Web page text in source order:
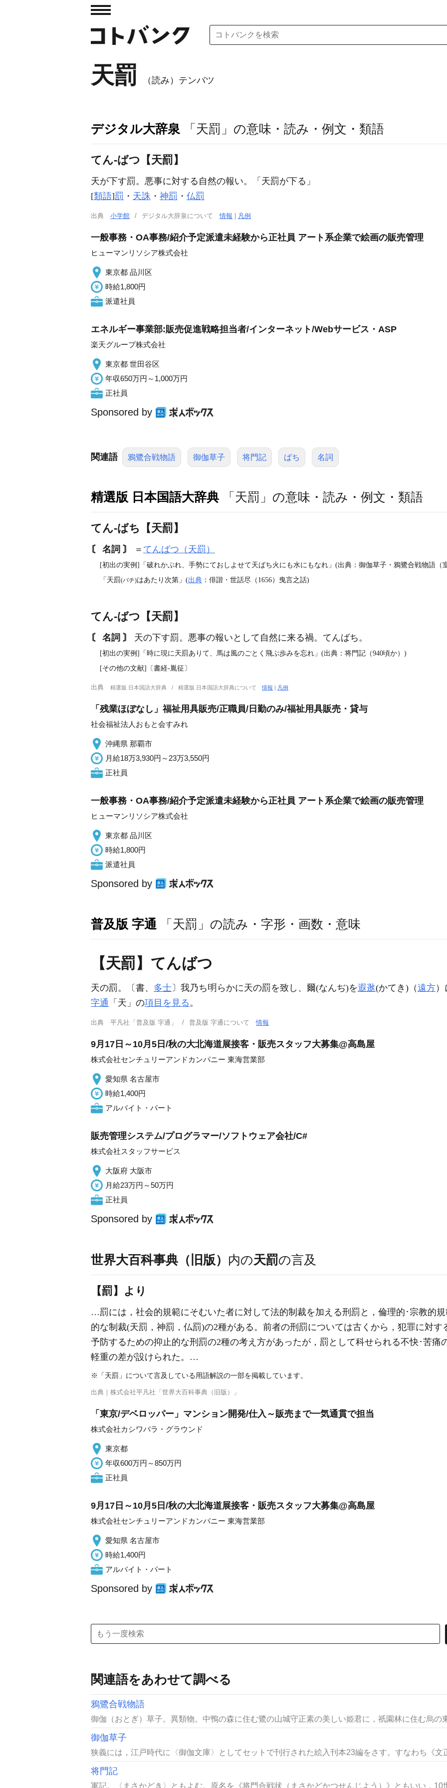
天罰 （読み）テンバツ
デジタル大辞泉 「天罰」の意味・読み・例文・類語
てん‐ばつ【天罰】
天が下す罰。悪事に対する自然の報い。「 天罰が下る」
[類語]罰 ・ 天誅 ・ 神罰 ・ 仏罰
出典 小学館 デジタル大辞泉について情報 凡例
一般事務・OA事務/紹介予定派遣未経験から正社員 アート系企業で絵画の販売管理
ヒューマンリソシア株式会社
東京都 品川区
時給1,800円
派遣社員
エネルギー事業部:販売促進戦略担当者/インターネット/Webサービス・ASP
楽天グループ株式会社
東京都 世田谷区
年収650万円～1,000万円
正社員
Sponsored by
関連語 鴉鷺合戦物語 御伽草子 将門記 ばち 名詞
精選版 日本国語大辞典 「天罰」の意味・読み・例文・類語
てん‐ばち【天罰】
〘 名詞 〙 ＝ てんばつ（天罰）
[初出の実例]「破れかぶれ、手勢にておしよせて天ばち火にも水にもなれ」(出典：御伽草子・鴉鷺合戦物語（
「天罰(バチ)はあたり次第」(出典 ：俳諧・世話尽（1656）曳言之話)
てん‐ばつ【天罰】
〘 名詞 〙 天の下す罰。悪事の報いとして自然に来る禍。てんばち。
[初出の実例]「時に現に天罰ありて、馬は風のごとく飛ぶ歩みを忘れ」(出典：将門記（940頃か）)
[その他の文献]〔書経‐胤征〕
出典 精選版 日本国語大辞典 精選版 日本国語大辞典について情報 | 凡例
「残業ほぼなし」福祉用具販売/正職員/日勤のみ/福祉用具販売・貸与
社会福祉法人おもと会すみれ
沖縄県 那覇市
月給18万3,930円～23万3,550円
正社員
一般事務・OA事務/紹介予定派遣未経験から正社員 アート系企業で絵画の販売管理
ヒューマンリソシア株式会社
東京都 品川区
時給1,800円
派遣社員
Sponsored by
普及版 字通 「天罰」の読み・字形・画数・意味
【天罰】てんばつ
天の罰。〔書、 多士 〕我乃ち らかに天の罰を致し、爾(なんぢ)を遐逖(かてき)（遠方
字通 「天」の項目を見る。
出典 平凡社「普及版 字通」 普及版 字通について情報
9月17日～10月5日/秋の大北海道展接客・販売スタッフ大募集@高島屋
株式会社センチュリーアンドカンパニー 東海営業部
愛知県 名古屋市
時給1,400円
アルバイト・パート
販売管理システム/プログラマー/ソフトウェア会社/C#
株式会社スタッフサービス
大阪府 大阪市
月給23万円～50万円
正社員
Sponsored by
世界大百科事典（旧版） 内の天罰の言及
【罰】より
…罰には，社会的規範にそむいた者に対して法的制裁を加える刑罰と，倫理的･宗教的
的な制裁(天罰，神罰，仏罰)の2種がある。前者の刑罰については古くから，犯罪に対
予防するための抑止的な刑罰の2種の考え方があったが，罰として科せられる不快･苦痛
軽重の差が設けられた。…
※「天罰」について言及している用語解説の一部を掲載しています。
出典｜ 株式会社平凡社「世界大百科事典（旧版）」
「東京/デベロッパー」マンション開発/仕入～販売まで一気通貫で担当
株式会社カシワバラ・グラウンド
東京都
年収600万円～850万円
正社員
9月17日～10月5日/秋の大北海道展接客・販売スタッフ大募集@高島屋
株式会社センチュリーアンドカンパニー 東海営業部
愛知県 名古屋市
時給1,400円
アルバイト・パート
Sponsored by
関連語をあわせて調べる
鴉鷺合戦物語
御伽（おとぎ）草子。異類物。中鴨の森に住む鷺の山城守正素の美しい姫君に，祇園林に住む烏の
御伽草子
狭義には，江戸時代に〈御伽文庫〉としてセットで刊行された絵入刊本23編をさす。すなわち《文
将門記
軍記。〈まさかどき〉ともよむ。原名を《将門合戦状（まさかどかつせんじよう）》ともいい，10